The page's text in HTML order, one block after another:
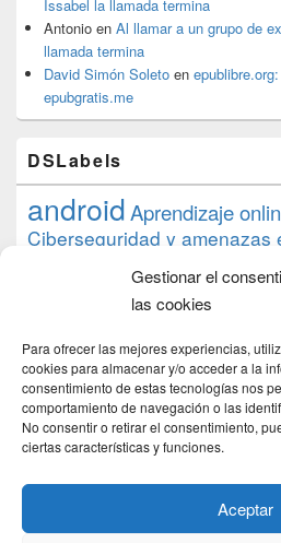
Gestionar el
las cookies
Para ofrecer las mejores experiencias,
cookies para almacenar y/o acceder a la
consentimiento de estas tecnologías nos
comportamiento de navegación o las
No consentir o retirar el consentimiento,
ciertas características y funciones.
Aceptar
Issabel la llamada termina
Antonio en Al llamar a un grupo de
llamada termina
David Simón Soleto en
epubgratis.me
DSLabels
androidAprendizaje
Ciberseguridad y amenazas
datos debian
Formación Google
proyecto PS4 python
raspbian review Servidor Web
tecnológica
transmissiontutorial ubuntu server